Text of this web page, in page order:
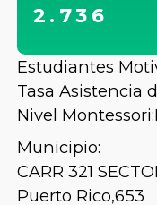
2.736
Estudiantes
Tasa Asistencia
Nivel Montessori:
Municipio:
CARR 321
Puerto Rico,653